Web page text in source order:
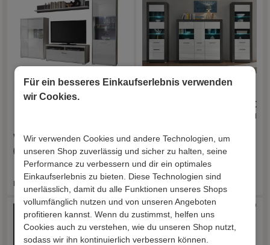
Für ein besseres Einkaufserlebnis verwenden
wir Cookies.
Wir verwenden Cookies und andere Technologien, um
unseren Shop zuverlässig und sicher zu halten, seine
Performance zu verbessern und dir ein optimales
Einkaufserlebnis zu bieten. Diese Technologien sind
unerlässlich, damit du alle Funktionen unseres Shops
vollumfänglich nutzen und von unseren Angeboten
profitieren kannst. Wenn du zustimmst, helfen uns
Cookies auch zu verstehen, wie du unseren Shop nutzt,
sodass wir ihn kontinuierlich verbessern können.
Wohnkombination Lefaria
(vierteilig)
Lieferzeit 10 - 14 Werktage
1.319,00 €
Design Anbauwand Jains
(dreiteilig)
Lieferzeit 9 - 13 Werktage
Aufbau